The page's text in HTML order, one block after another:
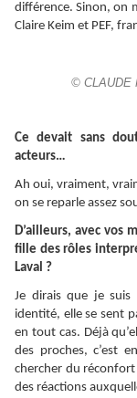
différence. Sinon, on
Claire Keim et PEF,
© CLAUDE
Ce devait sans
acteurs…
Ah oui, vraiment,
on se reparle assez
D’ailleurs, avec vos
fille des rôles
Laval ?
Je dirais que je
identité, elle se sent
en tout cas. Déjà
des proches, c’est
chercher du
des réactions